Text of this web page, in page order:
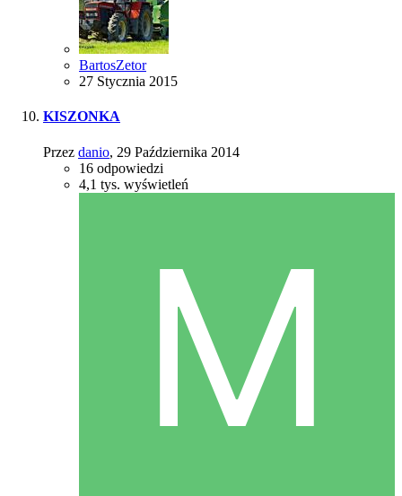
BartosZetor
27 Stycznia 2015
KISZONKA
Przez danio, 29 Października 2014
16 odpowiedzi
4,1 tys. wyświetleń